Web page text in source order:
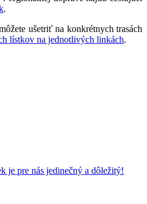
.
ušetriť na konkrétnych trasách
lístkov na jednotlivých linkách.
je pre nás jedinečný a dôležitý!